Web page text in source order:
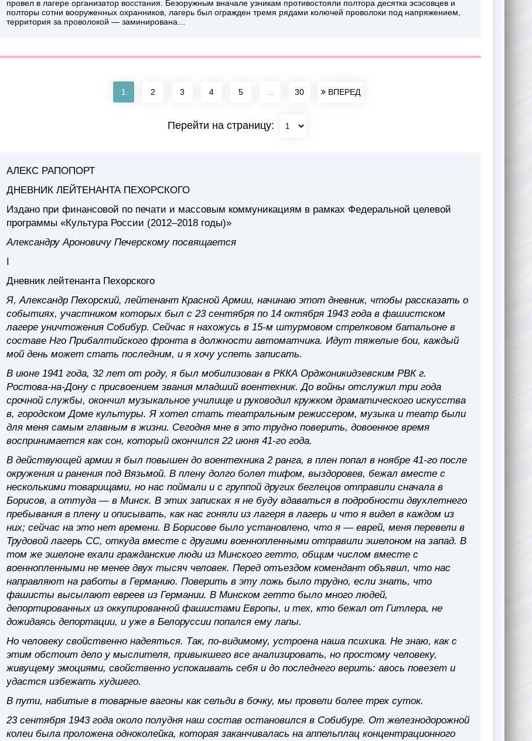
провел в лагере организатор восстания. Безоружным вначале узникам противостояли полтора десятка эсэсовцев и
полторы сотни вооруженных охранников, лагерь был огражден тремя рядами колючей проволоки под напряжением,
территория за проволокой — заминирована…
1 2 3 4 5 30 ВПЕРЕД
Перейти на страницу:
АЛЕКС РАПОПОРТ
ДНЕВНИК ЛЕЙТЕНАНТА ПЕХОРСКОГО
Издано при финансовой по печати и массовым коммуникациям в рамках Федеральной целевой
программы «Культура России (2012–2018 годы)»
Александру Ароновичу Печерскому посвящается
I
Дневник лейтенанта Пехорского
Я, Александр Пехорский, лейтенант Красной Армии, начинаю этот дневник, чтобы рассказать о
событиях, участником которых был с 23 сентября по 14 октября 1943 года в фашистском
лагере уничтожения Собибур. Сейчас я нахожусь в 15-м штурмовом стрелковом батальоне в
составе Нго Прибалтийского фронта в должности автоматчика. Идут тяжелые бои, каждый
мой день может стать последним, и я хочу успеть записать.
В июне 1941 года, 32 лет от роду, я был мобилизован в РККА Орджоникидзевским РВК г.
Ростова-на-Дону с присвоением звания младший воентехник. До войны отслужил три года
срочной службы, окончил музыкальное училище и руководил кружком драматического искусства
в, городском Доме культуры. Я хотел стать театральным режиссером, музыка и театр были
для меня самым главным в жизни. Сегодня мне в это трудно поверить, довоенное время
воспринимается как сон, который окончился 22 июня 41-го года.
В действующей армии я был повышен до воентехника 2 ранга, в плен попал в ноябре 41-го после
окружения и ранения под Вязьмой. В плену долго болел тифом, выздоровев, бежал вместе с
несколькими товарищами, но нас поймали и с группой других беглецов отправили сначала в
Борисов, а оттуда — в Минск. В этих записках я не буду вдаваться в подробности двухлетнего
пребывания в плену и описывать, как нас гоняли из лагеря в лагерь и что я видел в каждом из
них; сейчас на это нет времени. В Борисове было установлено, что я — еврей, меня перевели в
Трудовой лагерь СС, откуда вместе с другими военнопленными отправили эшелоном на запад. В
том же эшелоне ехали гражданские люди из Минского гетто, общим числом вместе с
военнопленными не менее двух тысяч человек. Перед отъездом комендант объявил, что нас
направляют на работы в Германию. Поверить в эту ложь было трудно, если знать, что
фашисты высылают евреев из Германии. В Минском гетто было много людей,
депортированных из оккупированной фашистами Европы, и тех, кто бежал от Гитлера, не
дожидаясь депортации, и уже в Белоруссии попался ему лапы.
Но человеку свойственно надеяться. Так, по-видимому, устроена наша психика. Не знаю, как с
этим обстоит дело у мыслителя, привыкшего все анализировать, но простому человеку,
живущему эмоциями, свойственно успокаивать себя и до последнего верить: авось повезет и
удастся избежать худшего.
В пути, набитые в товарные вагоны как сельди в бочку, мы провели более трех суток.
23 сентября 1943 года около полудня наш состав остановился в Собибуре. От железнодорожной
колеи была проложена одноколейка, которая заканчивалась на аппельплац концентрационного